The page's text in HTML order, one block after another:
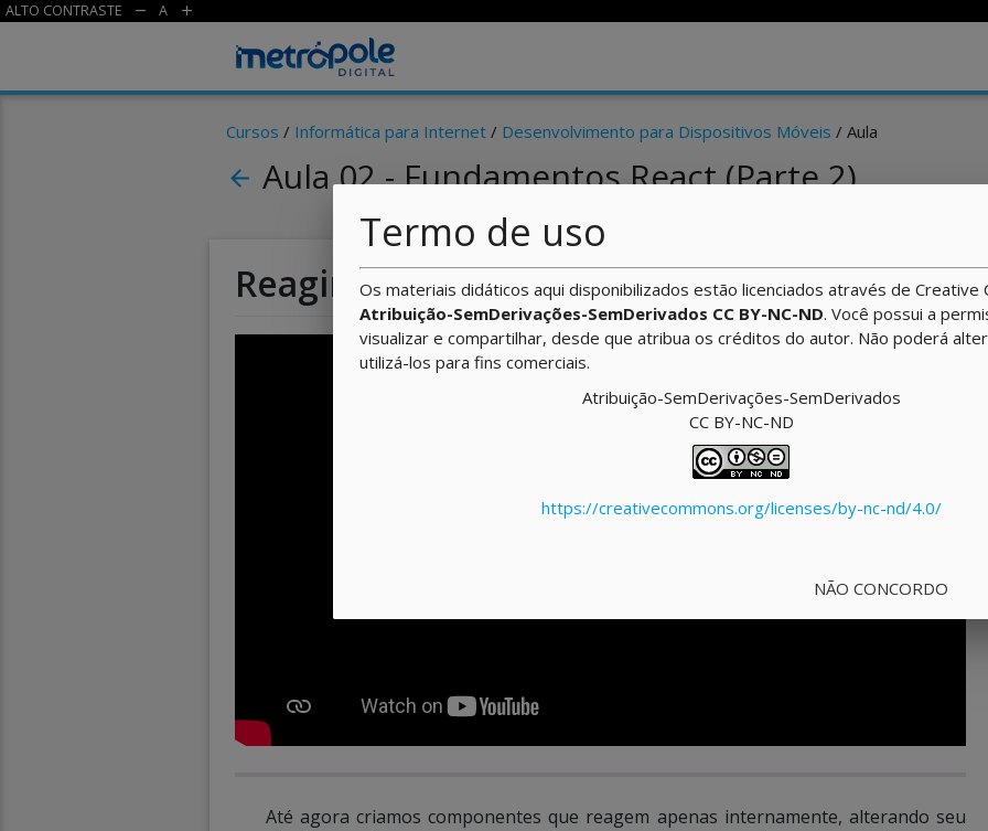
Termo de uso
Os materiais didáticos aqui disponibilizados estão licenciados através de Creative
Atribuição-SemDerivações-SemDerivados CC BY-NC-ND. Você possui a
visualizar e compartilhar, desde que atribua os créditos do autor. Não poderá
utilizá-los para fins comerciais.
Atribuição-SemDerivações-SemDerivados
CC BY-NC-ND
https://creativecommons.org/licenses/by-nc-nd/4.0/
NÃO CONCORDO
ALTO CONTRASTE remove A add
Cursos / Informática para Internet / Desenvolvimento para Dispositivos Móveis / Aula
arrow_back Aula 02 - Fundamentos React (Parte 2)
Reagindo ao usuário
Até agora criamos componentes que reagem apenas internamente, alterando seu